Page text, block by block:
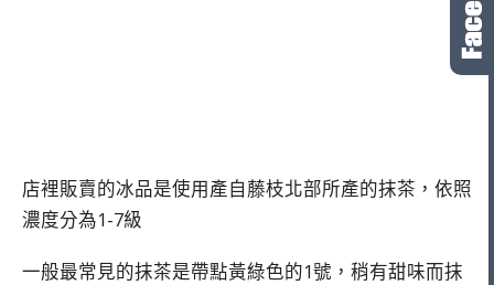
店裡販賣的冰品是使用產自藤枝北部所產的抹茶，依照
濃度分為1-7級
一般最常見的抹茶是帶點黃綠色的1號，稍有甜味而抹